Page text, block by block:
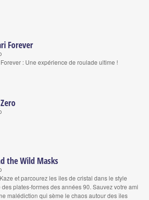
Forever
: Une expérience de roulade ultime !
the Wild Masks
et parcourez les îles de cristal dans le style
plates-formes des années 90. Sauvez votre ami
malédiction qui sème le chaos autour des îles